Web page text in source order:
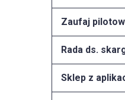
Zaufaj
Rada ds.
Sklep z